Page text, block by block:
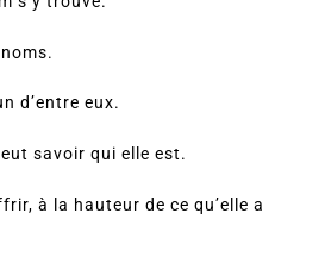
d’entre eux.
savoir qui elle est.
à la hauteur de ce qu’elle a